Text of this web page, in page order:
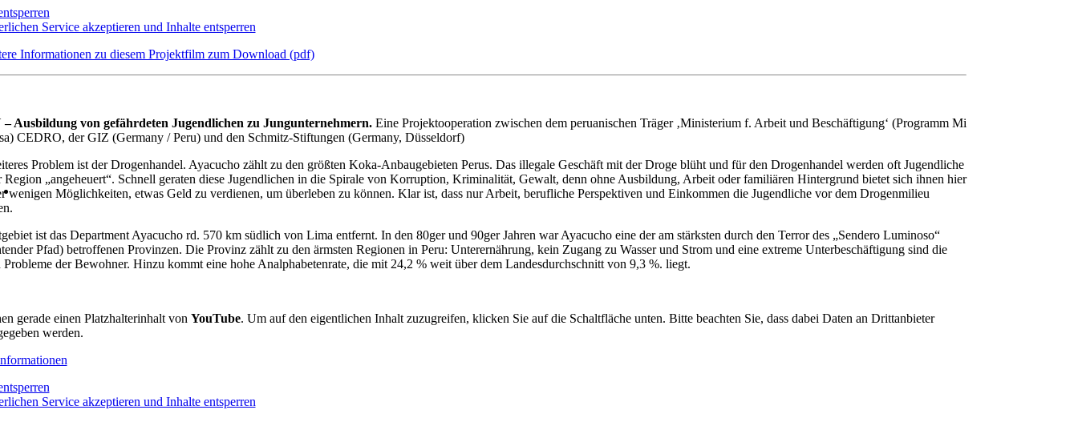
Service akzeptieren und Inhalte entsperren
Informationen zu diesem Projektfilm zum Download (pdf)
– Ausbildung von gefährdeten Jugendlichen zu Jungunternehmern.Eine Projektooperation zwischen dem peruanischen Träger ‚Ministerium f. Arbeit und Beschäftigung‘ (Programm Mi
CEDRO, der GIZ (Germany / Peru) und den Schmitz-Stiftungen (Germany, Düsseldorf)
Problem ist der Drogenhandel. Ayacucho zählt zu den größten Koka-Anbaugebieten Perus. Das illegale Geschäft mit der Droge blüht und für den Drogenhandel werden oft Jugendliche
Region „angeheuert“. Schnell geraten diese Jugendlichen in die Spirale von Korruption, Kriminalität, Gewalt, denn ohne Ausbildung, Arbeit oder familiären Hintergrund bietet sich ihnen hier
wenigen Möglichkeiten, etwas Geld zu verdienen, um überleben zu können. Klar ist, dass nur Arbeit, berufliche Perspektiven und Einkommen die Jugendliche vor dem Drogenmilieu
ist das Department Ayacucho rd. 570 km südlich von Lima entfernt. In den 80ger und 90ger Jahren war Ayacucho eine der am stärksten durch den Terror des „Sendero Luminoso“
Pfad) betroffenen Provinzen. Die Provinz zählt zu den ärmsten Regionen in Peru: Unterernährung, kein Zugang zu Wasser und Strom und eine extreme Unterbeschäftigung sind die
Probleme der Bewohner. Hinzu kommt eine hohe Analphabetenrate, die mit 24,2 % weit über dem Landesdurchschnitt von 9,3 %. liegt.
gerade einen Platzhalterinhalt von YouTube. Um auf den eigentlichen Inhalt zuzugreifen, klicken Sie auf die Schaltfläche unten. Bitte beachten Sie, dass dabei Daten an Drittanbieter
werden.
Service akzeptieren und Inhalte entsperren